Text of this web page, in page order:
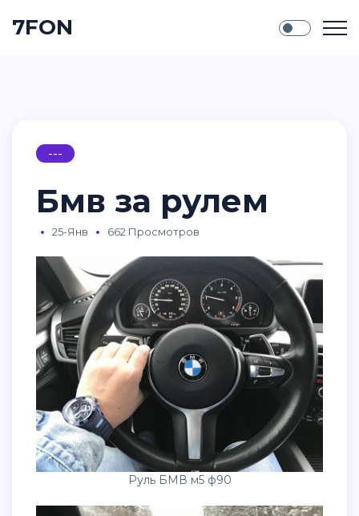
7FON
---
Бмв за рулем
25-Янв 662 Просмотров
Руль БМВ м5 ф90